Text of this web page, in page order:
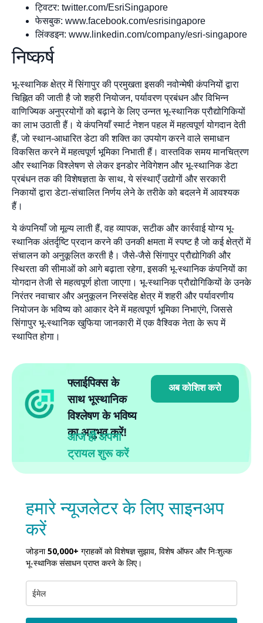
ट्विटर: twitter.com/EsriSingapore
फेसबुक: www.facebook.com/esrisingapore
लिंक्डइन: www.linkedin.com/company/esri-singapore
निष्कर्ष
भू-स्थानिक क्षेत्र में सिंगापुर की प्रमुखता इसकी नवोन्मेषी कंपनियों द्वारा
चिह्नित की जाती है जो शहरी नियोजन, पर्यावरण प्रबंधन और विभिन्न
वाणिज्यिक अनुप्रयोगों को बढ़ाने के लिए उन्नत भू-स्थानिक प्रौद्योगिकियों
का लाभ उठाती हैं। ये कंपनियाँ स्मार्ट नेशन पहल में महत्वपूर्ण योगदान देती
हैं, जो स्थान-आधारित डेटा की शक्ति का उपयोग करने वाले समाधान
विकसित करने में महत्वपूर्ण भूमिका निभाती हैं। वास्तविक समय मानचित्रण
और स्थानिक विश्लेषण से लेकर इनडोर नेविगेशन और भू-स्थानिक डेटा
प्रबंधन तक की विशेषज्ञता के साथ, ये संस्थाएँ उद्योगों और सरकारी
निकायों द्वारा डेटा-संचालित निर्णय लेने के तरीके को बदलने में आवश्यक
हैं।
ये कंपनियाँ जो मूल्य लाती हैं, वह व्यापक, सटीक और कार्रवाई योग्य भू-
स्थानिक अंतर्दृष्टि प्रदान करने की उनकी क्षमता में स्पष्ट है जो कई क्षेत्रों में
संचालन को अनुकूलित करती है। जैसे-जैसे सिंगापुर प्रौद्योगिकी और
स्थिरता की सीमाओं को आगे बढ़ाता रहेगा, इसकी भू-स्थानिक कंपनियों का
योगदान तेजी से महत्वपूर्ण होता जाएगा। भू-स्थानिक प्रौद्योगिकियों के उनके
निरंतर नवाचार और अनुकूलन निस्संदेह क्षेत्र में शहरी और पर्यावरणीय
नियोजन के भविष्य को आकार देने में महत्वपूर्ण भूमिका निभाएंगे, जिससे
सिंगापुर भू-स्थानिक खुफिया जानकारी में एक वैश्विक नेता के रूप में
स्थापित होगा।
फ्लाईपिक्स के
साथ भूस्थानिक
विश्लेषण के भविष्य
का अनुभव करें!
आज ही अपना
ट्रायल शुरू करें
अब कोशिश करो
हमारे न्यूजलेटर के लिए साइनअप
करें
जोड़ना50,000+ ग्राहकों को विशेषज्ञ सुझाव, विशेष ऑफर और निःशुल्क
भू-स्थानिक संसाधन प्राप्त करने के लिए।